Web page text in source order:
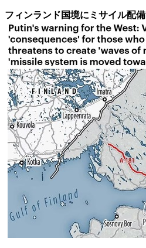
フィンランド国境にミサイル配備